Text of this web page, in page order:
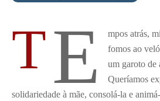
Te
mpos atrás,
fomos ao
um garoto de
Queríamos
solidariedade à mãe, consolá-la e